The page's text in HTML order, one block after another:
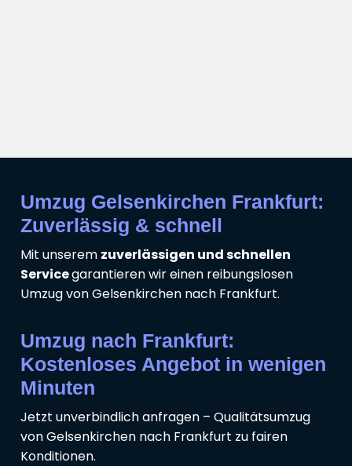
Umzug Gelsenkirchen Frankfurt:
Zuverlässig & schnell
Mit unserem zuverlässigen und schnellen
Servicegarantieren wir einen reibungslosen
Umzug von Gelsenkirchen nach Frankfurt.
Umzug nach Frankfurt:
Kostenloses Angebot in wenigen
Minuten
Jetzt unverbindlich anfragen – Qualitätsumzug
von Gelsenkirchen nach Frankfurt zu fairen
Konditionen.